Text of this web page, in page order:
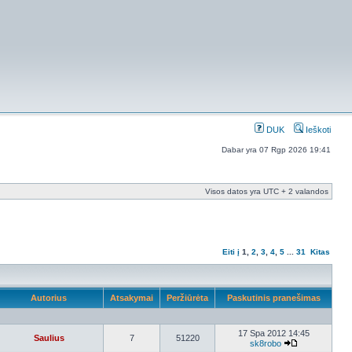
DUK Ieškoti
Dabar yra 07 Rgp 2026 19:41
Visos datos yra UTC + 2 valandos
Eiti į 1 2 3 4 5 31 Kitas
Autorius Atsakymai Peržiūrėta Paskutinis pranešimas
Saulius 7 51220
17 Spa 2012 14:45
sk8robo